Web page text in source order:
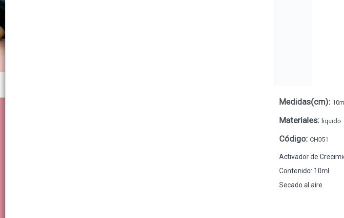
Medidas(cm): 10ml
Materiales: liquido
Código: CH051
Activador de
Contenido: 10ml
Secado al aire.
Lista